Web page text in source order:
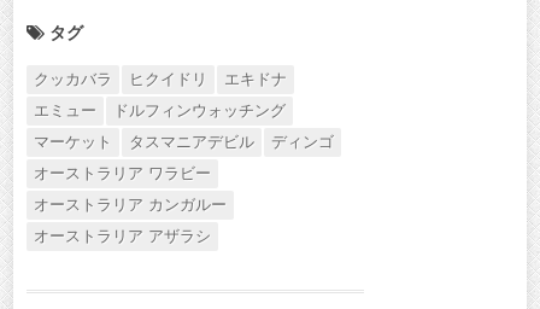
タグ
クッカバラ ヒクイドリ
エキドナ
エミュー
ドルフィンウォッチング
マーケット
タスマニアデビル
ディンゴ
オーストラリア ワラビー
オーストラリア カンガルー
オーストラリア アザラシ